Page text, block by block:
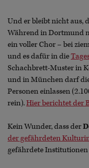
Und er bleibt nicht aus,
Während in Dortmund
ein voller Chor – bei
und es dafür in die
Schachbrett-Muster in
und in München darf
Personen einlassen
rein).Hier berichtet der
Kein Wunder, dass der
der gefährdeten
gefährdete